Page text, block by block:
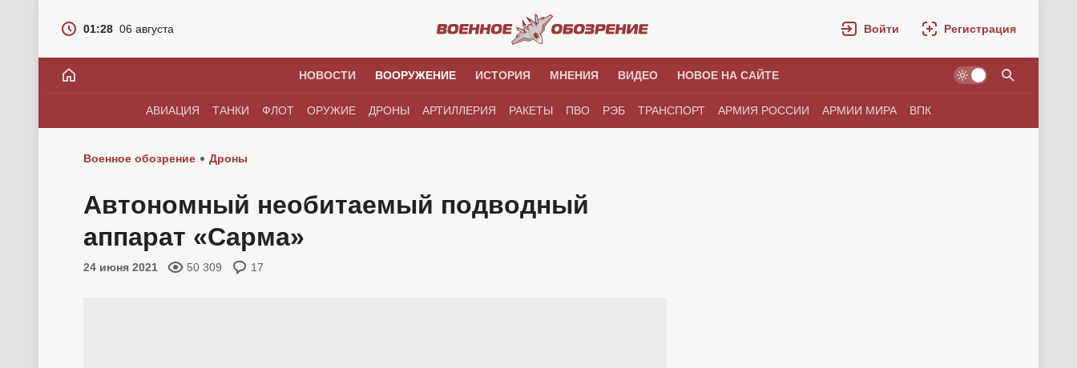
01:28 06 августа Войти Регистрация
НОВОСТИ ВООРУЖЕНИЕ ИСТОРИЯ МНЕНИЯ ВИДЕО НОВОЕ НА САЙТЕ
АВИАЦИЯ ТАНКИ ФЛОТ ОРУЖИЕ ДРОНЫ АРТИЛЛЕРИЯ РАКЕТЫ ПВО РЭБ ТРАНСПОРТ АРМИЯ РОССИИ АРМИИ МИРА ВПК
Военное обозрение Дроны
Автономный необитаемый подводный
аппарат «Сарма»
24 июня 2021 50 309 17